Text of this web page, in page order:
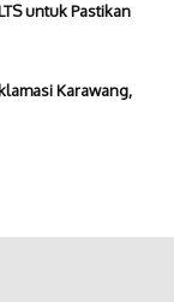
untuk Pastikan
Karawang,